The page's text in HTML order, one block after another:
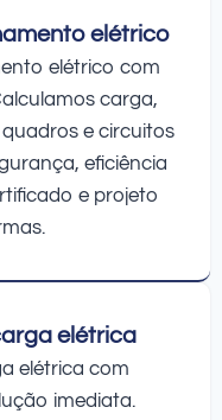
elétrico
elétrico com
carga,
e circuitos
eficiência
e projeto
elétrica
elétrica com
imediata.